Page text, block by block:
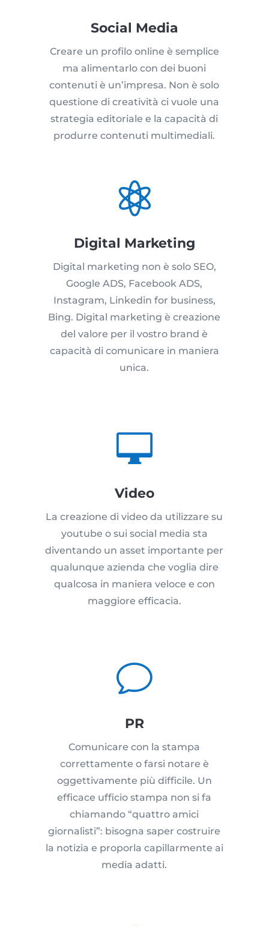
Social Media
Creare un profilo online è semplice
ma alimentarlo con dei buoni
contenuti è un’impresa. Non è solo
questione di creatività ci vuole una
strategia editoriale e la capacità di
produrre contenuti multimediali.

Digital Marketing
Digital marketing non è solo SEO,
Google ADS, Facebook ADS,
Instagram, Linkedin for business,
Bing. Digital marketing è creazione
del valore per il vostro brand è
capacità di comunicare in maniera
unica.

Video
La creazione di video da utilizzare su
youtube o sui social media sta
diventando un asset importante per
qualunque azienda che voglia dire
qualcosa in maniera veloce e con
maggiore efficacia.
v
PR
Comunicare con la stampa
correttamente o farsi notare è
oggettivamente più difficile. Un
efficace ufficio stampa non si fa
chiamando “quattro amici
giornalisti”: bisogna saper costruire
la notizia e proporla capillarmente ai
media adatti.